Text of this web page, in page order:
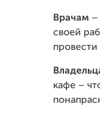
Врачам –
своей
кафе –